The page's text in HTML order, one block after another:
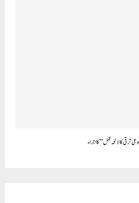
ترقی کا لائحہ عمل” کا اجراء